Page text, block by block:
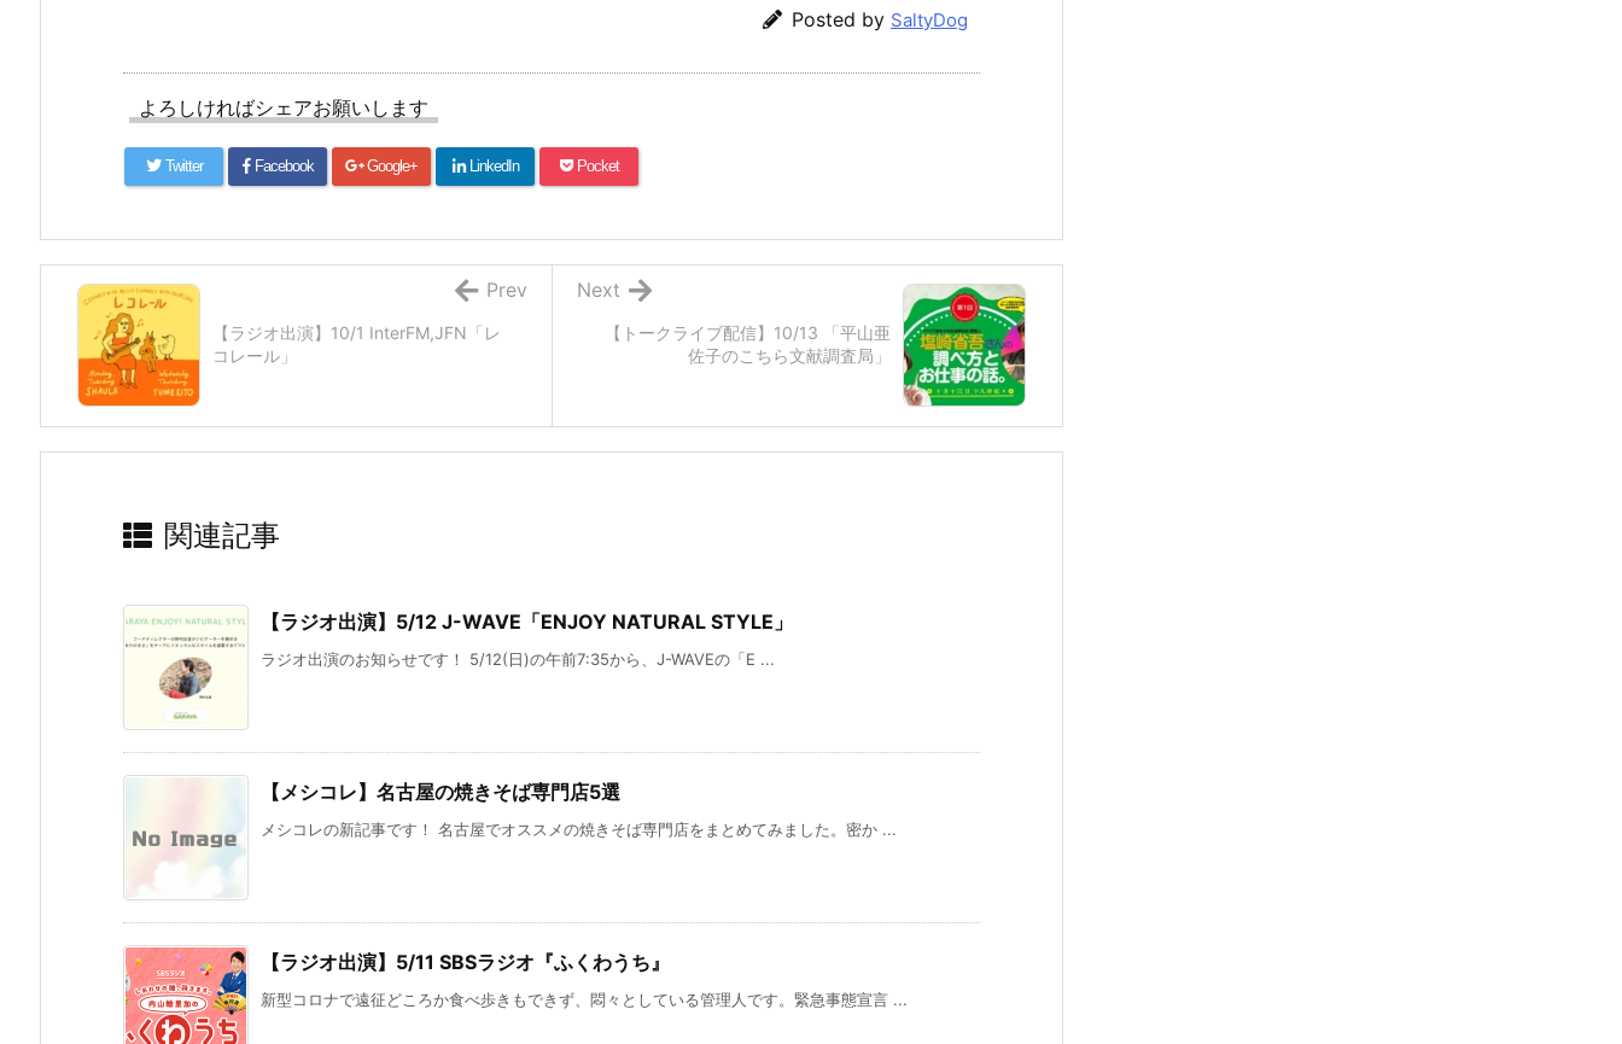
Posted by SaltyDog
よろしければシェアお願いします
Twitter Facebook Google+ LinkedIn Pocket
【トークライブ配信】10/13 「平山亜
佐子のこちら文献調査局」
Next
【ラジオ出演】10/1 InterFM,JFN「レ
コレール」
Prev
関連記事
【ラジオ出演】5/12 J-WAVE「ENJOY NATURAL STYLE」
ラジオ出演のお知らせです！ 5/12(日)の午前7:35から、J-WAVEの「E ...
【メシコレ】名古屋の焼きそば専門店5選
メシコレの新記事です！ 名古屋でオススメの焼きそば専門店をまとめてみました。密か ...
【ラジオ出演】5/11 SBSラジオ『ふくわうち』
新型コロナで遠征どころか食べ歩きもできず、悶々としている管理人です。緊急事態宣言 ...